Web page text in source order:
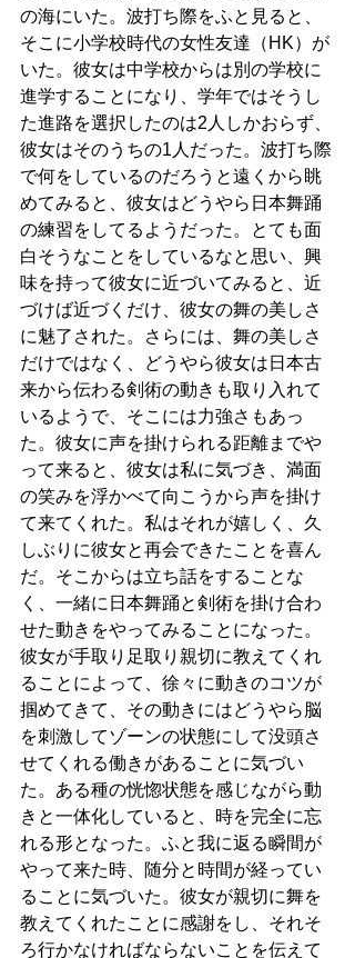
の海にいた。波打ち際をふと見ると、
そこに小学校時代の女性友達（HK）が
いた。彼女は中学校からは別の学校に
進学することになり、学年ではそうし
た進路を選択したのは2人しかおらず、
彼女はそのうちの1人だった。波打ち際
で何をしているのだろうと遠くから眺
めてみると、彼女はどうやら日本舞踊
の練習をしてるようだった。とても面
白そうなことをしているなと思い、興
味を持って彼女に近づいてみると、近
づけば近づくだけ、彼女の舞の美しさ
に魅了された。さらには、舞の美しさ
だけではなく、どうやら彼女は日本古
来から伝わる剣術の動きも取り入れて
いるようで、そこには力強さもあっ
た。彼女に声を掛けられる距離までや
って来ると、彼女は私に気づき、満面
の笑みを浮かべて向こうから声を掛け
て来てくれた。私はそれが嬉しく、久
しぶりに彼女と再会できたことを喜ん
だ。そこからは立ち話をすることな
く、一緒に日本舞踊と剣術を掛け合わ
せた動きをやってみることになった。
彼女が手取り足取り親切に教えてくれ
ることによって、徐々に動きのコツが
掴めてきて、その動きにはどうやら脳
を刺激してゾーンの状態にして没頭さ
せてくれる働きがあることに気づい
た。ある種の恍惚状態を感じながら動
きと一体化していると、時を完全に忘
れる形となった。ふと我に返る瞬間が
やって来た時、随分と時間が経ってい
ることに気づいた。彼女が親切に舞を
教えてくれたことに感謝をし、それそ
ろ行かなければならないことを伝えて